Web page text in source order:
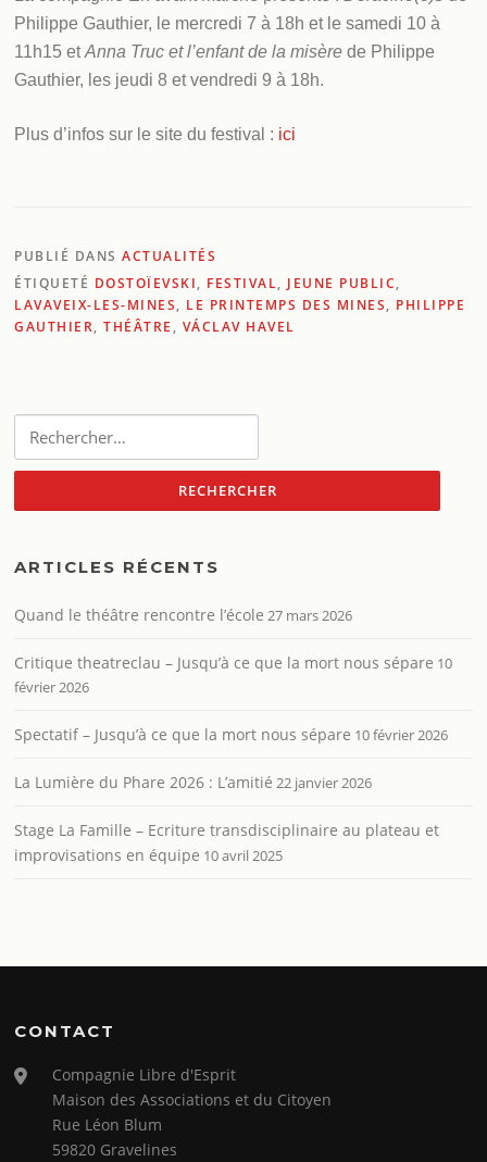
Philippe Gauthier, le mercredi 7 à 18h et le samedi 10 à
11h15 etAnna Truc et l’enfant de la misère de Philippe
Gauthier, les jeudi 8 et vendredi 9 à 18h.
Plus d’infos sur le site du festival : ici
PUBLIÉ DANSACTUALITÉS
ÉTIQUETÉ DOSTOÏEVSKI, FESTIVAL, JEUNE PUBLIC,
LAVAVEIX-LES-MINES, LE PRINTEMPS DES MINES, PHILIPPE
GAUTHIER,THÉÂTRE , VÁCLAV HAVEL
ARTICLES RÉCENTS
Quand le théâtre rencontre l’école 27 mars 2026
Critique theatreclau – Jusqu’à ce que la mort nous sépare 10
février 2026
Spectatif – Jusqu’à ce que la mort nous sépare 10 février 2026
La Lumière du Phare 2026 : L’amitié 22 janvier 2026
Stage La Famille – Ecriture transdisciplinaire au plateau et
improvisations en équipe 10 avril 2025
CONTACT
Compagnie Libre d'Esprit
Maison des Associations et du Citoyen
Rue Léon Blum
59820 Gravelines